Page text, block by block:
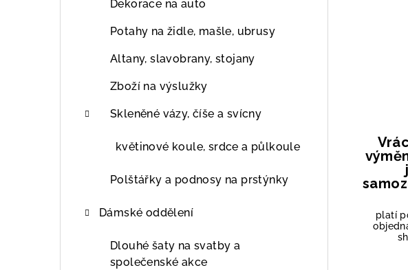
Dekorace na auto
Potahy na židle, mašle, ubrusy
Altany, slavobrany, stojany
Zboží na výslužky
Skleněné vázy, číše a svícny
květinové koule, srdce a půlkoule
Polštářky a podnosy na prstýnky
Dámské oddělení
Dlouhé šaty na svatby a
společenské akce
platí